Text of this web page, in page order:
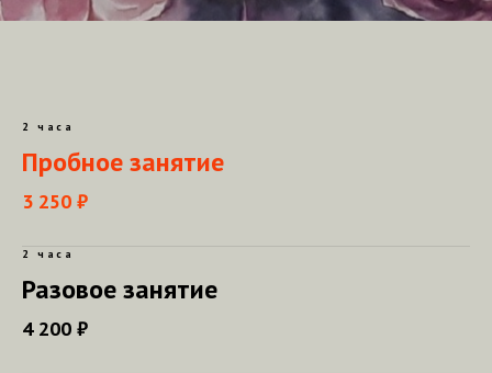
2 часа
Пробное занятие
3 250 ₽
2 часа
Разовое занятие
4 200 ₽